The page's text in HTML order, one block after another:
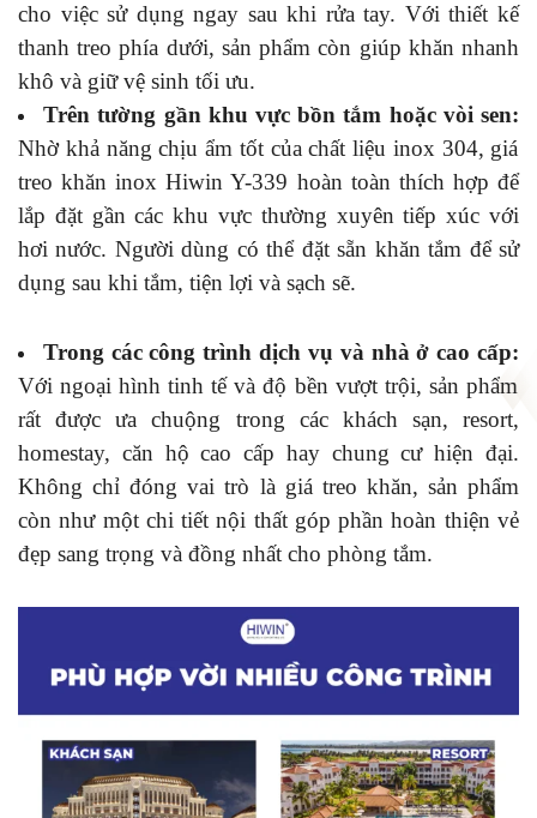
cho việc sử dụng ngay sau khi rửa tay. Với thiết kế
thanh treo phía dưới, sản phẩm còn giúp khăn nhanh
khô và giữ vệ sinh tối ưu.
Trên tường gần khu vực bồn tắm hoặc vòi sen:
Nhờ khả năng chịu ẩm tốt của chất liệu inox 304, giá
treo khăn inox Hiwin Y-339 hoàn toàn thích hợp để
lắp đặt gần các khu vực thường xuyên tiếp xúc với
hơi nước. Người dùng có thể đặt sẵn khăn tắm để sử
dụng sau khi tắm, tiện lợi và sạch sẽ.
Trong các công trình dịch vụ và nhà ở cao cấp:
Với ngoại hình tinh tế và độ bền vượt trội, sản phẩm
rất được ưa chuộng trong các khách sạn, resort,
homestay, căn hộ cao cấp hay chung cư hiện đại.
Không chỉ đóng vai trò là giá treo khăn, sản phẩm
còn như một chi tiết nội thất góp phần hoàn thiện vẻ
đẹp sang trọng và đồng nhất cho phòng tắm.